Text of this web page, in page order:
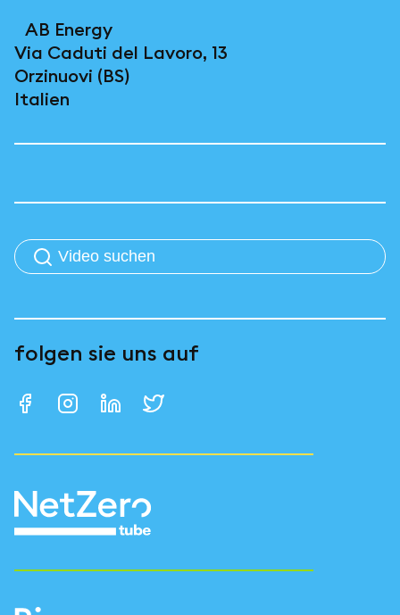
AB Energy
Via Caduti del Lavoro, 13
Orzinuovi (BS)
Italien
folgen sie uns auf